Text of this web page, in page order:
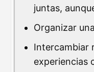
juntas,
Organizar
Intercambiar
experiencias